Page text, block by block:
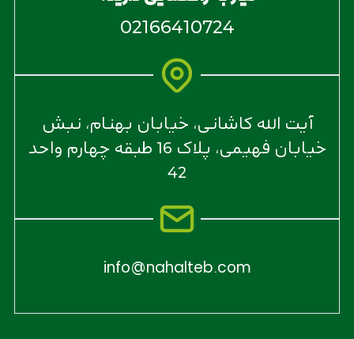
02166410724
آیت الله کاشانی، خیابان بهنام، نبش
خیابان فهیمی، پلاک 16 طبقه چهارم واحد
42
info@nahalteb.com